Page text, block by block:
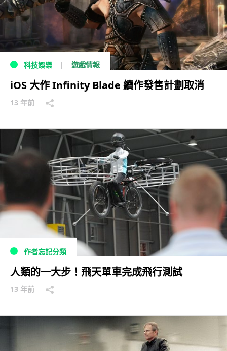
科技娛樂 遊戲情報
iOS 大作 Infinity Blade 續作發售計劃取消
13 年前
作者忘記分類
人類的一大步！飛天單車完成飛行測試
13 年前